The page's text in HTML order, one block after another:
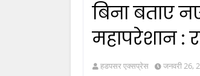
बिना बताए
महापरेशान :
हडपसर एक्सप्रेस जनवरी 26,